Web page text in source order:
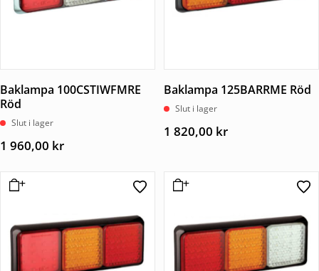
Baklampa 100CSTIWFMRE
Röd
Slut i lager
1 960,00 kr
Baklampa 125BARRME Röd
Slut i lager
1 820,00 kr